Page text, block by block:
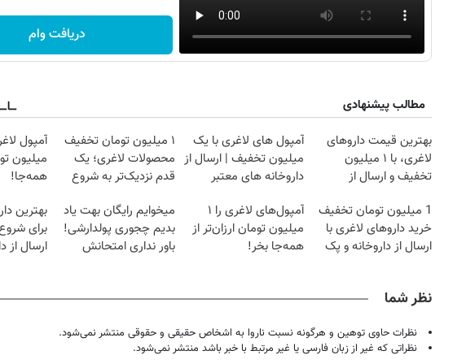
دریافت وام
مطالب پیشنهادی
بهترین قیمت داروهای
لاغری، با ۱ میلیون
تخفیف و ارسال از
آمپول های لاغری با یک
میلیون تخفیف | ارسال از
داروخانه های معتبر
۱ میلیون تومان تخفیف
محصولات لاغری؛ یک
قدم نزدیک‌تر به شروع
آمپول
میلیون
همه‌جا!
1 میلیون تومان تخفیف
خرید داروهای لاغری با
ارسال از داروخانه و پک
آمپول‌های لاغری را ۱
میلیون تومان ارزان‌تر از
همه‌جا بخر!
میخوایم رایگان بهت یاد
بدیم چجوری پولدارشی!
باور نداری امتحانش
بهترین
برای
ارسال از
نظر شما
نظرات حاوی توهین و هرگونه نسبت ناروا به اشخاص حقیقی و حقوقی منتشر نمی‌شود.
نظراتی که غیر از زبان فارسی یا غیر مرتبط با خبر باشد منتشر نمی‌شود.